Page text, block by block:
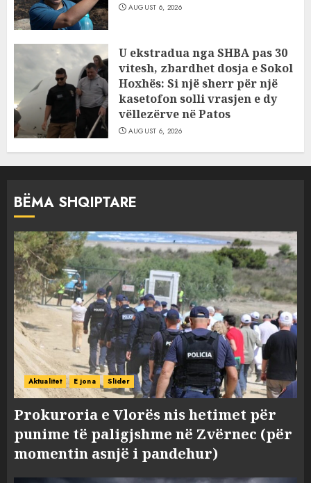
AUGUST 6, 2026
U ekstradua nga SHBA pas 30
vitesh, zbardhet dosja e Sokol
Hoxhës: Si një sherr për një
kasetofon solli vrasjen e dy
vëllezërve në Patos
AUGUST 6, 2026
BËMA SHQIPTARE
Aktualitet E jona Slider
Prokuroria e Vlorës nis hetimet për
punime të paligjshme në Zvërnec (për
momentin asnjë i pandehur)